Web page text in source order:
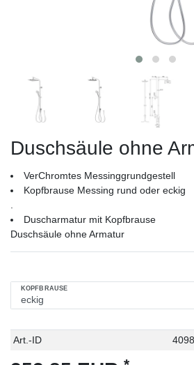
Duschsäule ohne
VerChromtes Messinggrundgestell
Kopfbrause Messing rund oder eckig
Duscharmatur mit Kopfbrause
Duschsäule ohne Armatur
KOPFBRAUSE
Technisches
Wert
Art.-ID 4098